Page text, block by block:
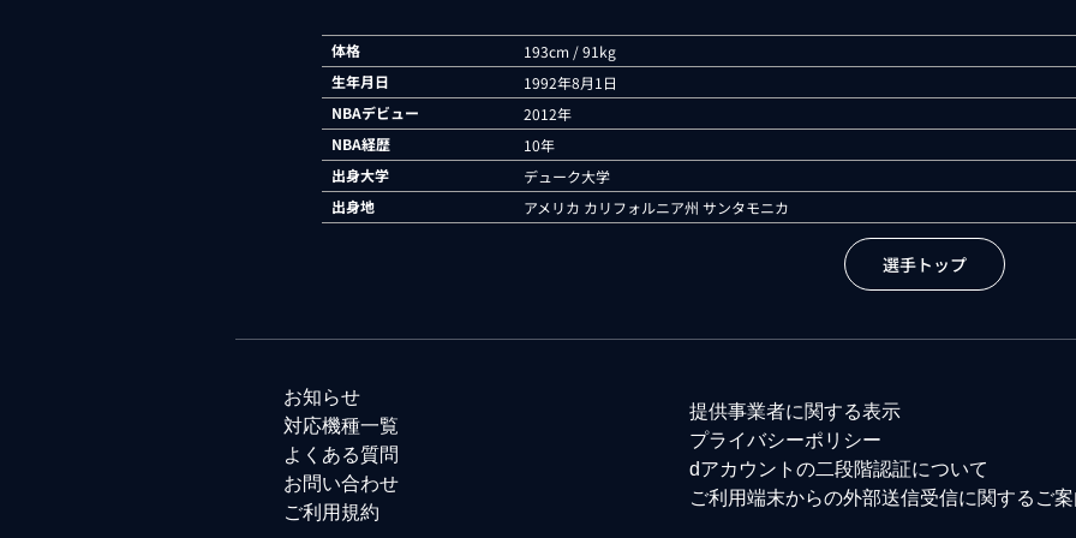
体格
193cm / 91kg
生年月日
1992年8月1日
NBAデビュー
2012年
NBA経歴
10年
出身大学
デューク大学
出身地
アメリカ カリフォルニア州 サンタモニカ
選手トップ
お知らせ
対応機種一覧
よくある質問
お問い合わせ
ご利用規約
提供事業者に関する表示
プライバシーポリシー
dアカウントの二段階認証について
ご利用端末からの外部送信受信に関するご